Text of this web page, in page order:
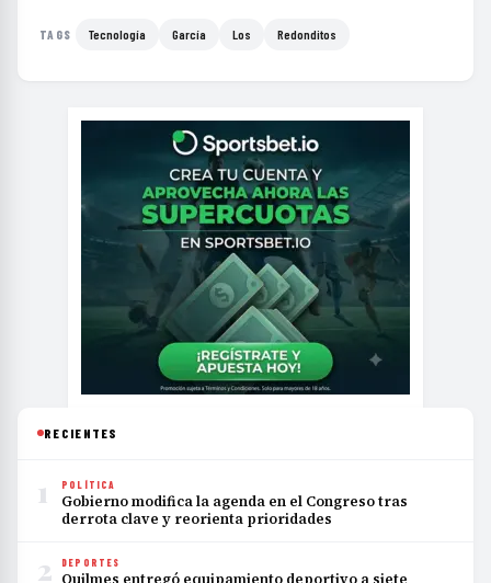
TAGS Tecnología García Los Redonditos
RECIENTES
1 POLÍTICA
Gobierno modifica la agenda en el Congreso tras
derrota clave y reorienta prioridades
2 DEPORTES
Quilmes entregó equipamiento deportivo a siete